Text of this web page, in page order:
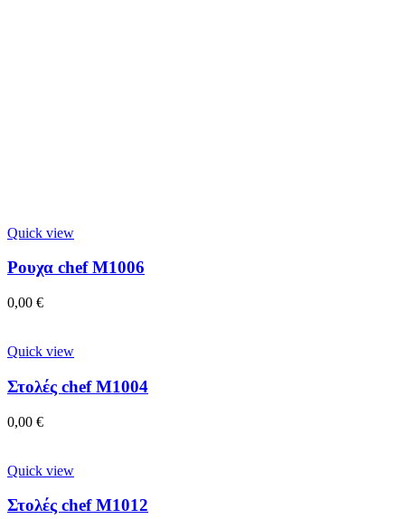
Quick view
Ρουχα chef M1006
0,00 €
Quick view
Στολές chef M1004
0,00 €
Quick view
Στολές chef M1012